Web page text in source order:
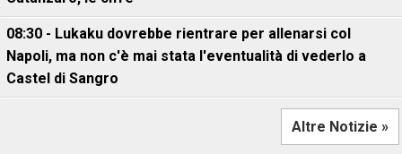
08:30 - Lukaku dovrebbe rientrare per allenarsi col
Napoli, ma non c'è mai stata l'eventualità di vederlo a
Castel di Sangro
Altre Notizie »